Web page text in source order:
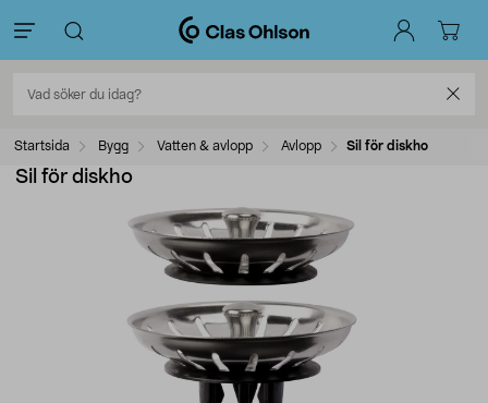
Startsida Bygg Vatten & avlopp Avlopp Sil för diskho
Sil för diskho